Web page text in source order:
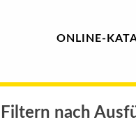
ONLINE-
to
Filtern nach